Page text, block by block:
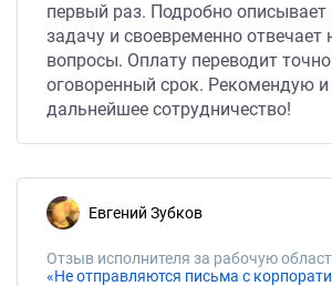
первый раз. Подробно
задачу и своевременно
вопросы. Оплату переводит
оговоренный срок. Рекомендую
дальнейшее сотрудничество!
Евгений Зубков
Отзыв исполнителя за рабочую